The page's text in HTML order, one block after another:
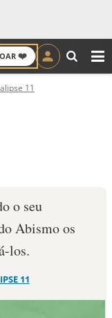
❤️
11
o seu
Abismo os
los.
11